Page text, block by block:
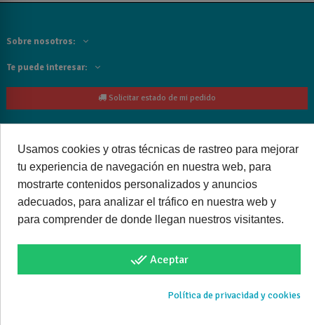
Sobre nosotros:
Te puede interesar:
Solicitar estado de mi pedido
Siguenos
Cancelar o devolver un pedido
Usamos cookies y otras técnicas de rastreo para mejorar
tu experiencia de navegación en nuestra web, para
mostrarte contenidos personalizados y anuncios
adecuados, para analizar el tráfico en nuestra web y
para comprender de donde llegan nuestros visitantes.
done_all Aceptar
Política de privacidad y cookies